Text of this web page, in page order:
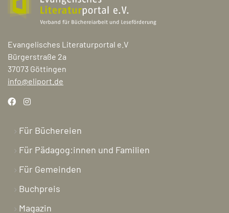
Evangelisches Literaturportal e.V
Bürgerstraße 2a
37073 Göttingen
info@eliport.de
Für Büchereien
Für Pädagog:innen und Familien
Für Gemeinden
Buchpreis
Magazin